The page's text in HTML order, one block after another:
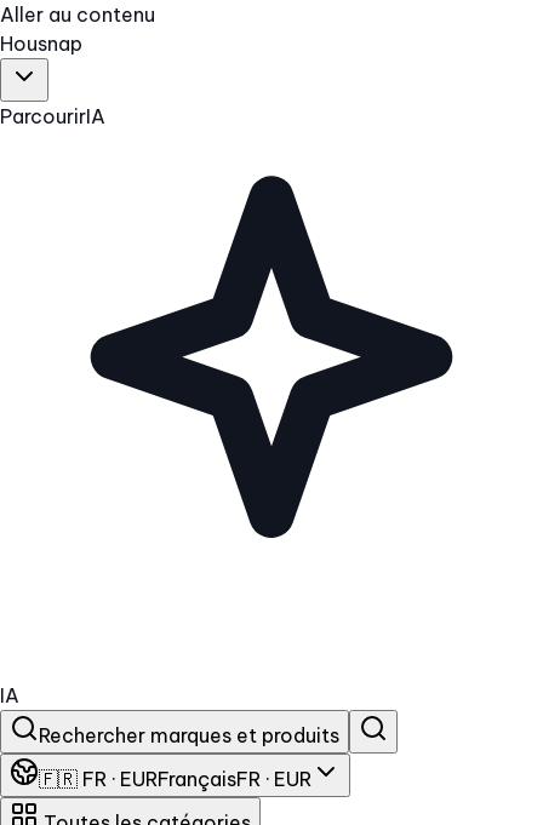
Aller au contenu
Housnap
ParcourirIA
IA
Rechercher marques et produits
🇫🇷 FR · EURFrançaisFR · EUR